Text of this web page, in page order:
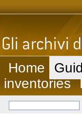
Home
inventories